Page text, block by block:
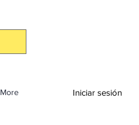
More Iniciar sesión